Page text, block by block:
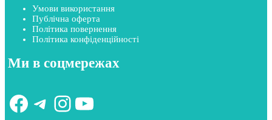
Умови використання
Публічна оферта
Політика повернення
Політика конфіденційності
Ми в соцмережах
Facebook
Telegram
Instagram
YouTube